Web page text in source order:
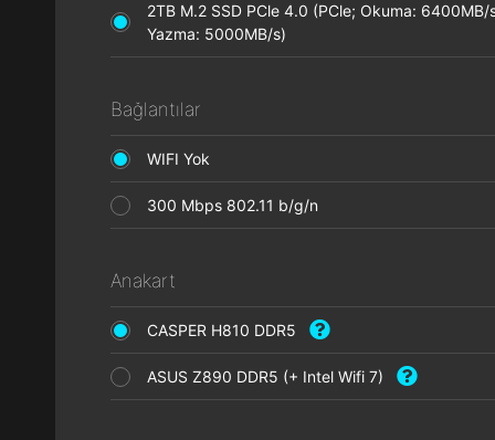
2TB M.2 SSD PCle 4.0 (PCle; Okuma: 6400MB/
Yazma: 5000MB/s)
Bağlantılar
WIFI Yok
300 Mbps 802.11 b/g/n
Anakart
CASPER H810 DDR5
ASUS Z890 DDR5 (+ Intel Wifi 7)